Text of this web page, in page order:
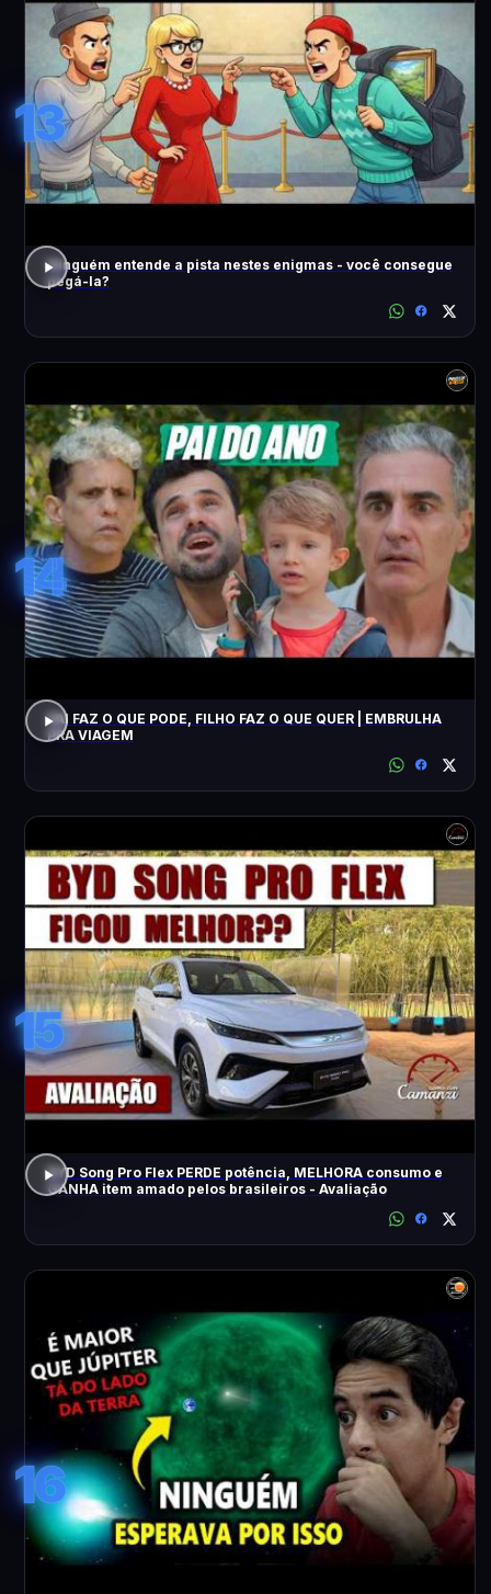
13
Ninguém entende a pista nestes enigmas - você consegue
pegá-la?
14
PAI FAZ O QUE PODE, FILHO FAZ O QUE QUER | EMBRULHA
PRA VIAGEM
15
BYD Song Pro Flex PERDE potência, MELHORA consumo e
GANHA item amado pelos brasileiros - Avaliação
16